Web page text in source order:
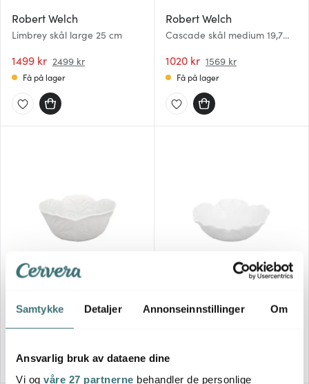
Samtykke Detaljer Annonseinnstillinger Om
Ansvarlig bruk av dataene dine
Vi og våre 27 partnerne behandler de personlige
Robert Welch
Limbrey skål large 25 cm
1499 kr 2499 kr
Få på lager
Robert Welch
Cascade skål medium 19,7
1020 kr 1569 kr
Få på lager
Bordallo Pinheiro
cm hvit
799 kr
Bordallo Pinheiro
cm hvit
399 kr